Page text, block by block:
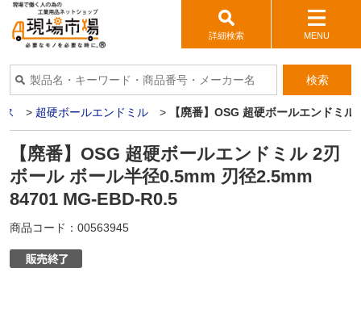
詳細検索 MENU
検索
> 超硬ボールエンドミル > 【廃番】OSG 超硬ボールエンドミ
【廃番】OSG 超硬ボールエンドミル 2刃
ボール ボール半径0.5mm 刃径2.5mm
84701 MG-EBD-R0.5
商品コード： 00563945